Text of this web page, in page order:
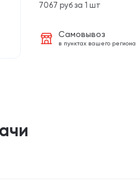
7067 руб за 1 шт
Самовывоз
в пунктах вашего региона